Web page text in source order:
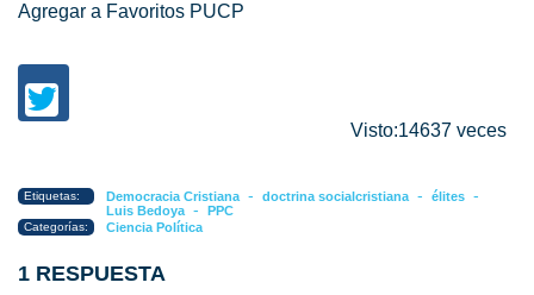
Agregar a Favoritos PUCP
Visto:14637 veces
Etiquetas: Democracia Cristiana - doctrina socialcristiana - élites -
Luis Bedoya - PPC
Categorías: Ciencia Política
1 RESPUESTA